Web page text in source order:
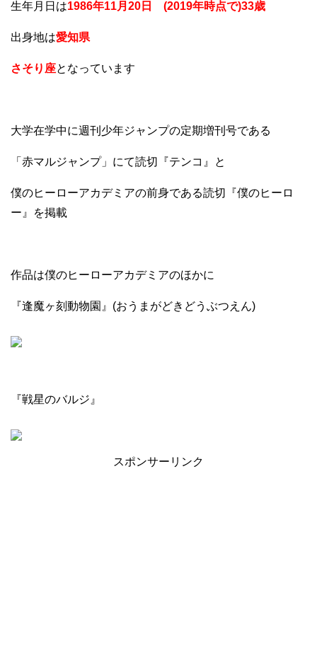
生年月日は1986年11月20日 (2019年時点で)33歳
出身地は愛知県
さそり座となっています
大学在学中に週刊少年ジャンプの定期増刊号である
「赤マルジャンプ」にて読切『テンコ』と
僕のヒーローアカデミアの前身である読切『僕のヒーロ
ー』を掲載
作品は僕のヒーローアカデミアのほかに
『逢魔ヶ刻動物園』(おうまがどきどうぶつえん)
『戦星のバルジ』
スポンサーリンク